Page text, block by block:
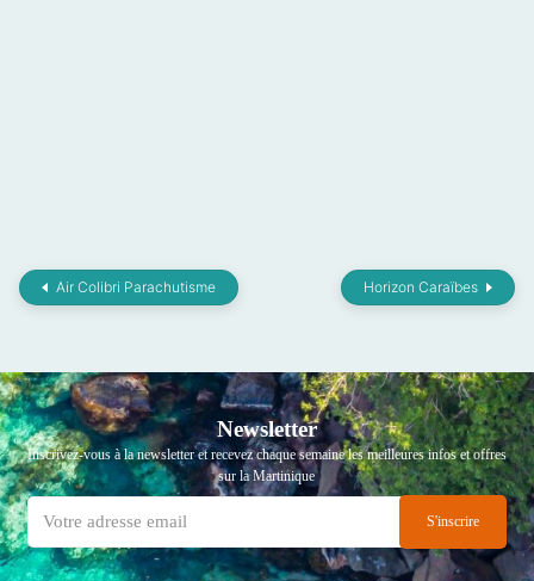
Air Colibri Parachutisme Horizon Caraïbes
Newsletter
Inscrivez-vous à la newsletter et recevez chaque semaine les meilleures infos et offres
sur la Martinique